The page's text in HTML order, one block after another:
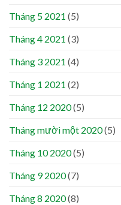
Tháng 5 2021 (5)
Tháng 4 2021 (3)
Tháng 3 2021 (4)
Tháng 1 2021 (2)
Tháng 12 2020(5)
Tháng mười một 2020(5)
Tháng 10 2020(5)
Tháng 9 2020(7)
Tháng 8 2020(8)